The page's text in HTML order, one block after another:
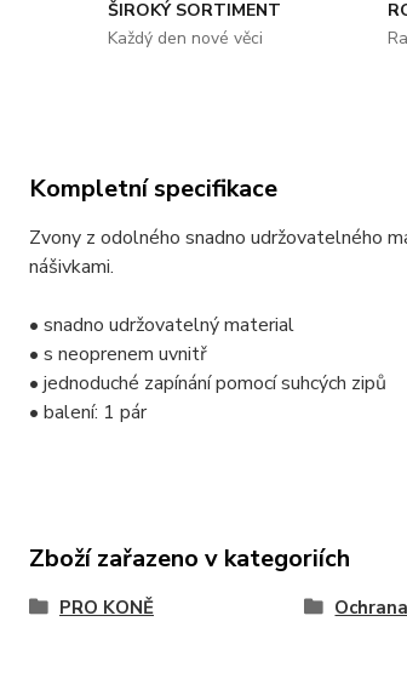
ŠIROKÝ SORTIMENT
Každý den nové věci
Kompletní specifikace
Zvony z odolného snadno udržovatelného
nášivkami.
• snadno udržovatelný material
• s neoprenem uvnitř
• jednoduché zapínání pomocí suhcých zipů
• balení: 1 pár
Zboží zařazeno v kategoriích
PRO KONĚ